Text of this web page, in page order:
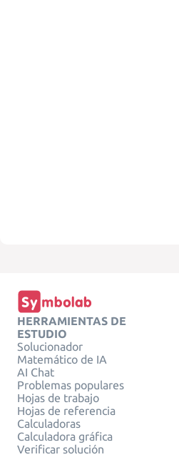
HERRAMIENTAS DE
ESTUDIO
Solucionador
Matemático de IA
AI Chat
Problemas populares
Hojas de trabajo
Hojas de referencia
Calculadoras
Calculadora gráfica
Verificar solución